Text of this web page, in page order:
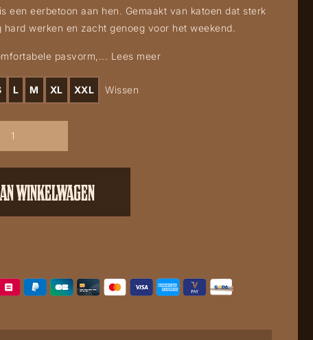
een eerbetoon aan hen. Gemaakt van katoen dat sterk
werken en zacht genoeg voor het weekend.
pasvorm,... Lees meer
L M XL XXL Wissen
WINKELWAGEN